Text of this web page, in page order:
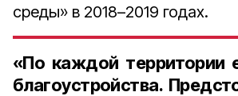
среды» в 2018–2019 годах.
«По каждой территории
благоустройства.